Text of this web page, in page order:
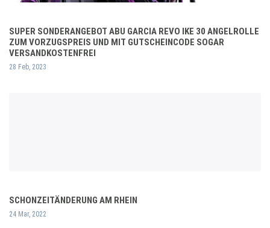
SUPER SONDERANGEBOT ABU GARCIA REVO IKE 30 ANGELROLLE
ZUM VORZUGSPREIS UND MIT GUTSCHEINCODE SOGAR
VERSANDKOSTENFREI
28 Feb, 2023
SCHONZEITÄNDERUNG AM RHEIN
24 Mar, 2022